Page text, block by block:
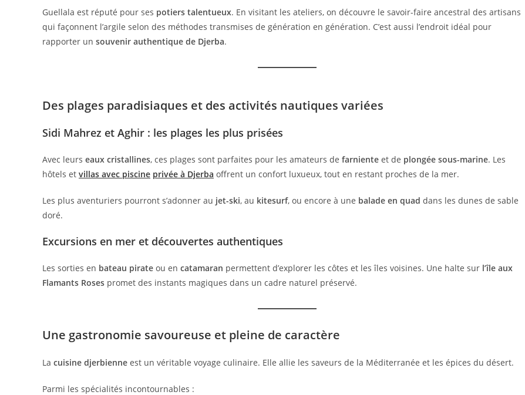
Guellala est réputé pour ses potiers talentueux. En visitant les ateliers, on découvre le savoir-faire ancestral des artisans
qui façonnent l’argile selon des méthodes transmises de génération en génération. C’est aussi l’endroit idéal pour
rapporter un souvenir authentique de Djerba.
Des plages paradisiaques et des activités nautiques variées
Sidi Mahrez et Aghir : les plages les plus prisées
Avec leurs eaux cristallines, ces plages sont parfaites pour les amateurs de farniente et de plongée sous-marine. Les
hôtels et villas avec piscine privée à Djerba offrent un confort luxueux, tout en restant proches de la mer.
Les plus aventuriers pourront s’adonner au jet-ski, au kitesurf, ou encore à une balade en quad dans les dunes de sable
doré.
Excursions en mer et découvertes authentiques
Les sorties en bateau pirate ou en catamaran permettent d’explorer les côtes et les îles voisines. Une halte sur l’île aux
Flamants Roses promet des instants magiques dans un cadre naturel préservé.
Une gastronomie savoureuse et pleine de caractère
La cuisine djerbienne est un véritable voyage culinaire. Elle allie les saveurs de la Méditerranée et les épices du désert.
Parmi les spécialités incontournables :